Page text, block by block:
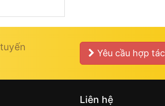
Yêu cầu hợp tác
Liên hệ